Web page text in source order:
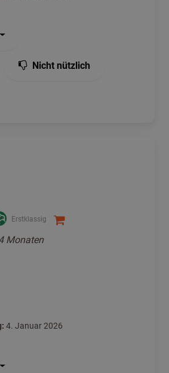
Nicht nützlich
Erstklassig
Monaten
4. Januar 2026